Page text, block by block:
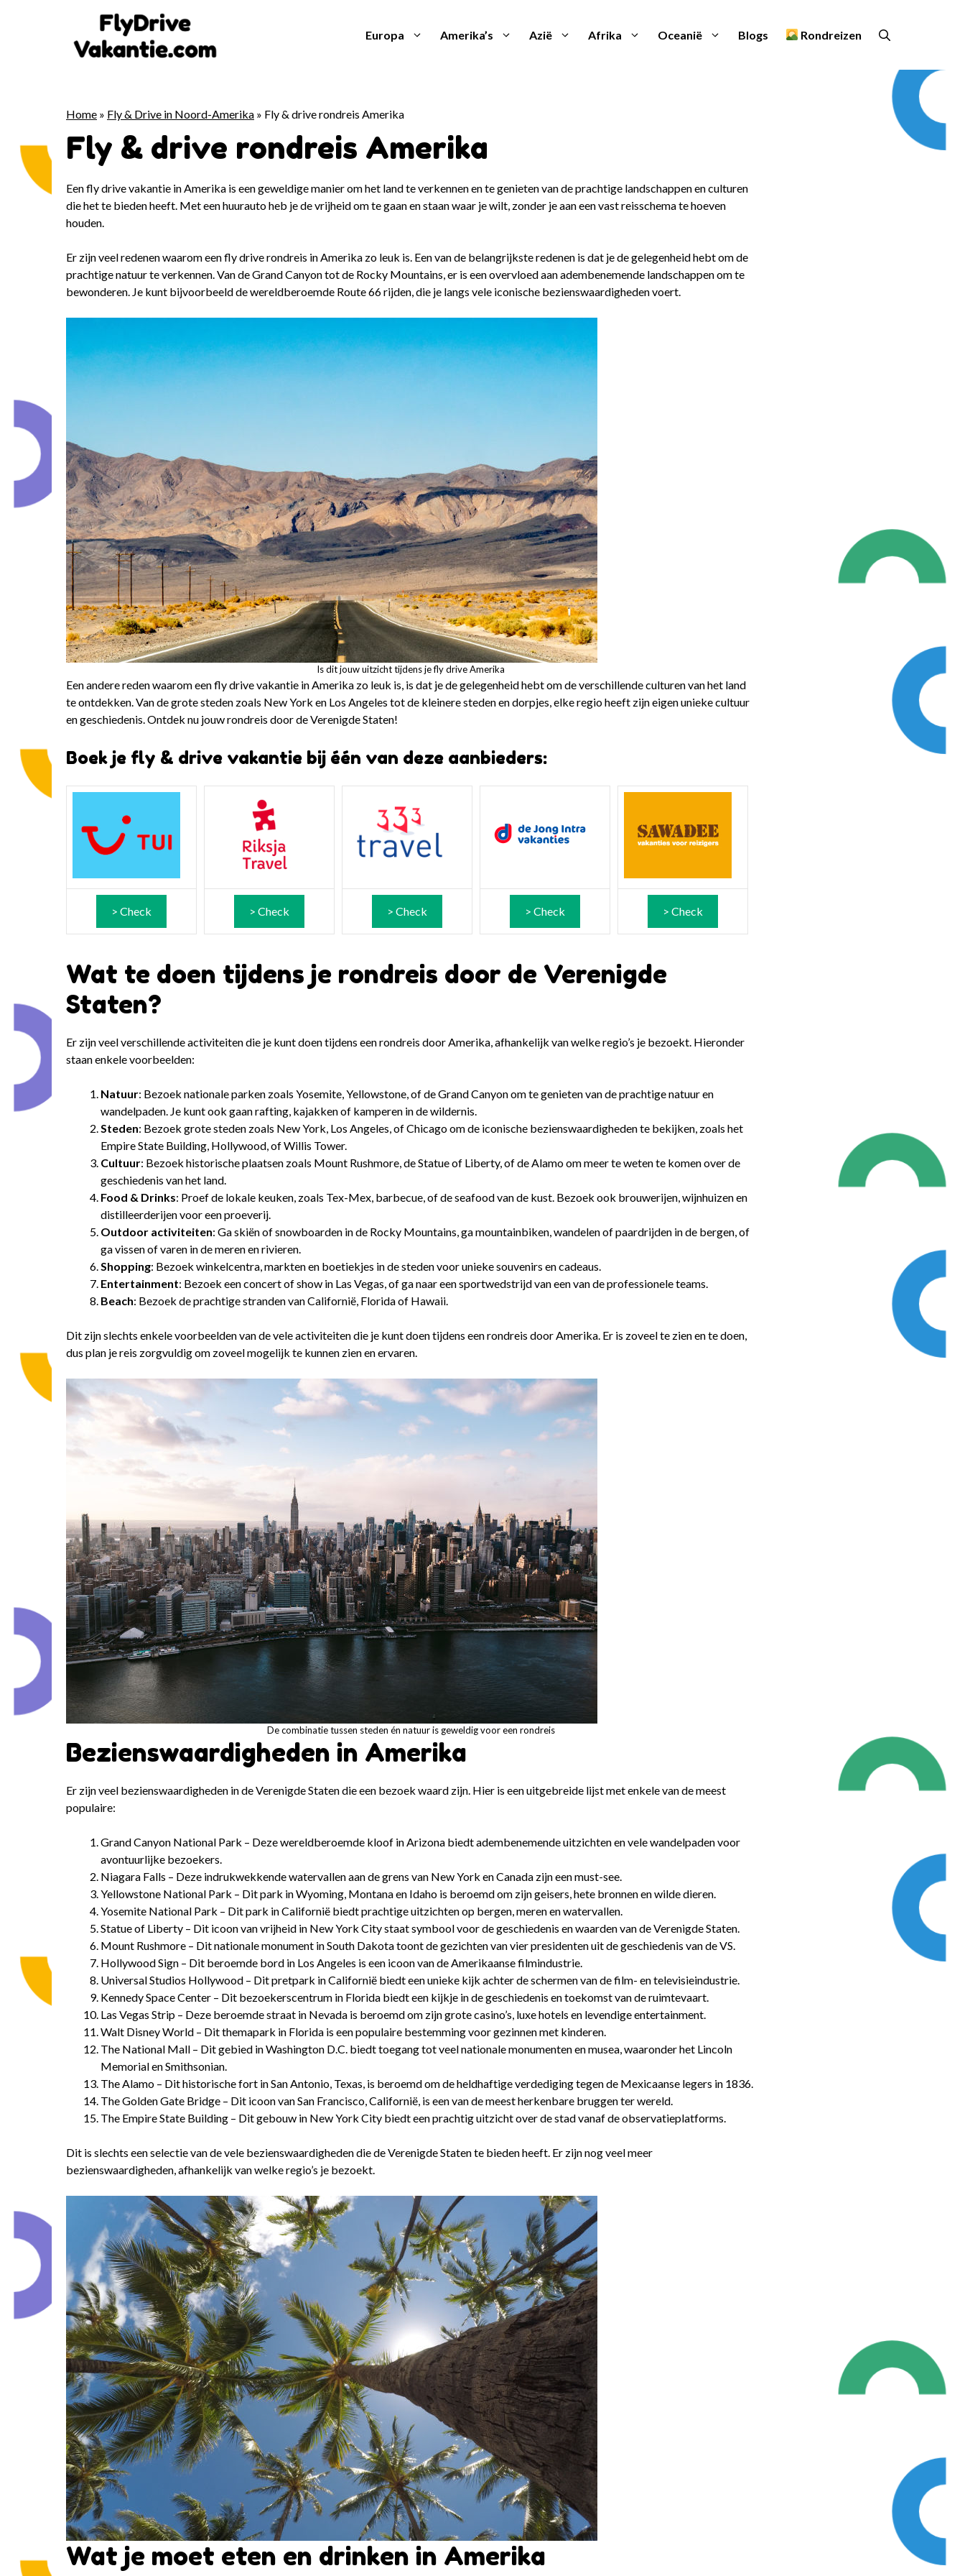
Europa Amerika’s Azië Afrika Oceanië Blogs Rondreizen
Home » Fly & Drive in Noord-Amerika » Fly & drive rondreis Amerika
Fly & drive rondreis Amerika
Een fly drive vakantie in Amerika is een geweldige manier om het land te verkennen en te genieten van de prachtige landschappen en culturen
die het te bieden heeft. Met een huurauto heb je de vrijheid om te gaan en staan waar je wilt, zonder je aan een vast reisschema te hoeven
houden.
Er zijn veel redenen waarom een fly drive rondreis in Amerika zo leuk is. Een van de belangrijkste redenen is dat je de gelegenheid hebt om de
prachtige natuur te verkennen. Van de Grand Canyon tot de Rocky Mountains, er is een overvloed aan adembenemende landschappen om te
bewonderen. Je kunt bijvoorbeeld de wereldberoemde Route 66 rijden, die je langs vele iconische bezienswaardigheden voert.
Is dit jouw uitzicht tijdens je fly drive Amerika
Een andere reden waarom een fly drive vakantie in Amerika zo leuk is, is dat je de gelegenheid hebt om de verschillende culturen van het land
te ontdekken. Van de grote steden zoals New York en Los Angeles tot de kleinere steden en dorpjes, elke regio heeft zijn eigen unieke cultuur
en geschiedenis. Ontdek nu jouw rondreis door de Verenigde Staten!
Boek je fly & drive vakantie bij één van deze aanbieders:
> Check > Check > Check > Check > Check
Wat te doen tijdens je rondreis door de Verenigde
Staten?
Er zijn veel verschillende activiteiten die je kunt doen tijdens een rondreis door Amerika, afhankelijk van welke regio’s je bezoekt. Hieronder
staan enkele voorbeelden:
Natuur: Bezoek nationale parken zoals Yosemite, Yellowstone, of de Grand Canyon om te genieten van de prachtige natuur en
wandelpaden. Je kunt ook gaan rafting, kajakken of kamperen in de wildernis.
Steden: Bezoek grote steden zoals New York, Los Angeles, of Chicago om de iconische bezienswaardigheden te bekijken, zoals het
Empire State Building, Hollywood, of Willis Tower.
Cultuur: Bezoek historische plaatsen zoals Mount Rushmore, de Statue of Liberty, of de Alamo om meer te weten te komen over de
geschiedenis van het land.
Food & Drinks: Proef de lokale keuken, zoals Tex-Mex, barbecue, of de seafood van de kust. Bezoek ook brouwerijen, wijnhuizen en
distilleerderijen voor een proeverij.
Outdoor activiteiten: Ga skiën of snowboarden in de Rocky Mountains, ga mountainbiken, wandelen of paardrijden in de bergen, of
ga vissen of varen in de meren en rivieren.
Shopping: Bezoek winkelcentra, markten en boetiekjes in de steden voor unieke souvenirs en cadeaus.
Entertainment: Bezoek een concert of show in Las Vegas, of ga naar een sportwedstrijd van een van de professionele teams.
Beach: Bezoek de prachtige stranden van Californië, Florida of Hawaii.
Dit zijn slechts enkele voorbeelden van de vele activiteiten die je kunt doen tijdens een rondreis door Amerika. Er is zoveel te zien en te doen,
dus plan je reis zorgvuldig om zoveel mogelijk te kunnen zien en ervaren.
De combinatie tussen steden én natuur is geweldig voor een rondreis
Bezienswaardigheden in Amerika
Er zijn veel bezienswaardigheden in de Verenigde Staten die een bezoek waard zijn. Hier is een uitgebreide lijst met enkele van de meest
populaire:
Grand Canyon National Park – Deze wereldberoemde kloof in Arizona biedt adembenemende uitzichten en vele wandelpaden voor
avontuurlijke bezoekers.
Niagara Falls – Deze indrukwekkende watervallen aan de grens van New York en Canada zijn een must-see.
Yellowstone National Park – Dit park in Wyoming, Montana en Idaho is beroemd om zijn geisers, hete bronnen en wilde dieren.
Yosemite National Park – Dit park in Californië biedt prachtige uitzichten op bergen, meren en watervallen.
Statue of Liberty – Dit icoon van vrijheid in New York City staat symbool voor de geschiedenis en waarden van de Verenigde Staten.
Mount Rushmore – Dit nationale monument in South Dakota toont de gezichten van vier presidenten uit de geschiedenis van de VS.
Hollywood Sign – Dit beroemde bord in Los Angeles is een icoon van de Amerikaanse filmindustrie.
Universal Studios Hollywood – Dit pretpark in Californië biedt een unieke kijk achter de schermen van de film- en televisieindustrie.
Kennedy Space Center – Dit bezoekerscentrum in Florida biedt een kijkje in de geschiedenis en toekomst van de ruimtevaart.
Las Vegas Strip – Deze beroemde straat in Nevada is beroemd om zijn grote casino’s, luxe hotels en levendige entertainment.
Walt Disney World – Dit themapark in Florida is een populaire bestemming voor gezinnen met kinderen.
The National Mall – Dit gebied in Washington D.C. biedt toegang tot veel nationale monumenten en musea, waaronder het Lincoln
Memorial en Smithsonian.
The Alamo – Dit historische fort in San Antonio, Texas, is beroemd om de heldhaftige verdediging tegen de Mexicaanse legers in 1836.
The Golden Gate Bridge – Dit icoon van San Francisco, Californië, is een van de meest herkenbare bruggen ter wereld.
The Empire State Building – Dit gebouw in New York City biedt een prachtig uitzicht over de stad vanaf de observatieplatforms.
Dit is slechts een selectie van de vele bezienswaardigheden die de Verenigde Staten te bieden heeft. Er zijn nog veel meer
bezienswaardigheden, afhankelijk van welke regio’s je bezoekt.
Wat je moet eten en drinken in Amerika